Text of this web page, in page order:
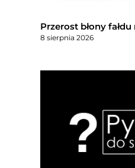
Przerost błony
8 sierpnia 2026